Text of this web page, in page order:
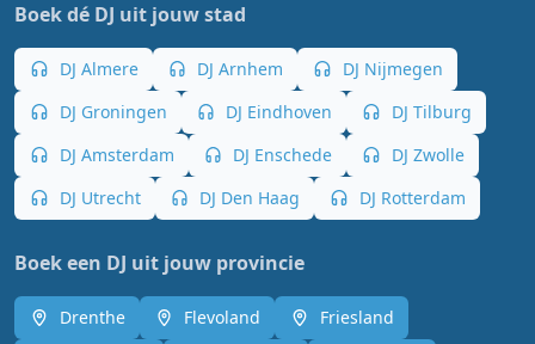
Boek dé DJ uit jouw stad
DJ Almere DJ Arnhem
DJ Nijmegen
DJ Groningen
DJ Eindhoven
DJ Tilburg
DJ Amsterdam
DJ Enschede
DJ Zwolle
DJ Utrecht
DJ Den Haag DJ Rotterdam
Boek een DJ uit jouw provincie
Drenthe Flevoland
Friesland